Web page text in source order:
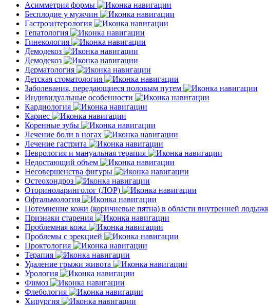
Асимметрия формы
Бесплодие у мужчин
Гастроэнтерология
Гепатология
Гинекология
Демодекоз
Демодекоз
Дерматология
Детская стоматология
Заболевания, передающиеся половым путем
Индивидуальные особенности
Кардиология
Кариес
Коренные зубы
Лечение боли в ногах
Лечение гастрита
Неврология и мануальная терапия
Недостающий объем
Несовершенства фигуры
Остеохондроз
Оториноларинголог (ЛОР)
Офтальмология
Потемнение кожи (коричневые пятна) в области внутренней
Признаки старения
Проблемная кожа
Проблемы с эрекцией
Проктология
Терапия
Удаление грыжи живота
Урология
Фимоз
Флебология
Хирургия